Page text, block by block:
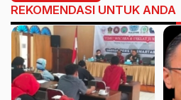
REKOMENDASI UNTUK ANDA